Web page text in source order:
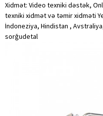
Xidmət: Video texniki dəstək,
texniki xidmət və təmir xidməti
İndoneziya, Hindistan ,
sorğudetal